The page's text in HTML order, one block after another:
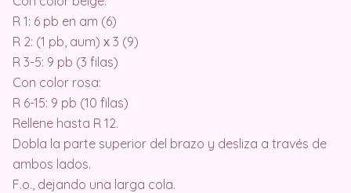
R 1: 6 pb en am (6)
R 2: (1 pb, aum) х 3 (9)
R 3-5: 9 pb (3 filas)
Con color rosa:
R 6-15: 9 pb (10 filas)
Rellene hasta R 12.
Dobla la parte superior del brazo y desliza a través de
ambos lados.
F.o., dejando una larga cola.